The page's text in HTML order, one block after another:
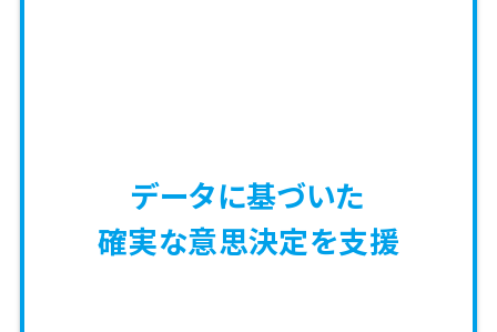
データに基づいた
確実な意思決定を支援